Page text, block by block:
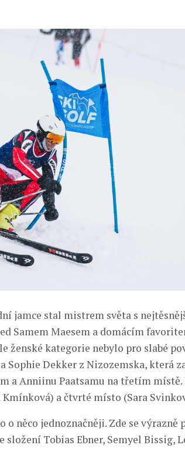
jamce stal mistrem světa s
Samem Maesem a domácím
kategorie nebylo pro slabé
Dekker z Nizozemska, která za
a Anniinu Paatsamu na třetím místě.
a čtvrté místo (Sara
něco jednoznačněji. Zde se výrazně
složení Tobias Ebner, Semyel Bissig,